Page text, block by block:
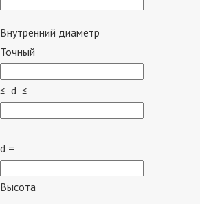
Внутренний диаметр
Точный
≤ d ≤
d =
Высота